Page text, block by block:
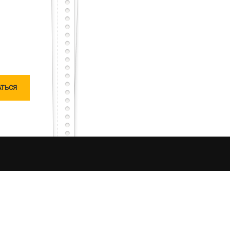
тест с первого раза – будет тебе честь
но не останешься наедине, мы исправим